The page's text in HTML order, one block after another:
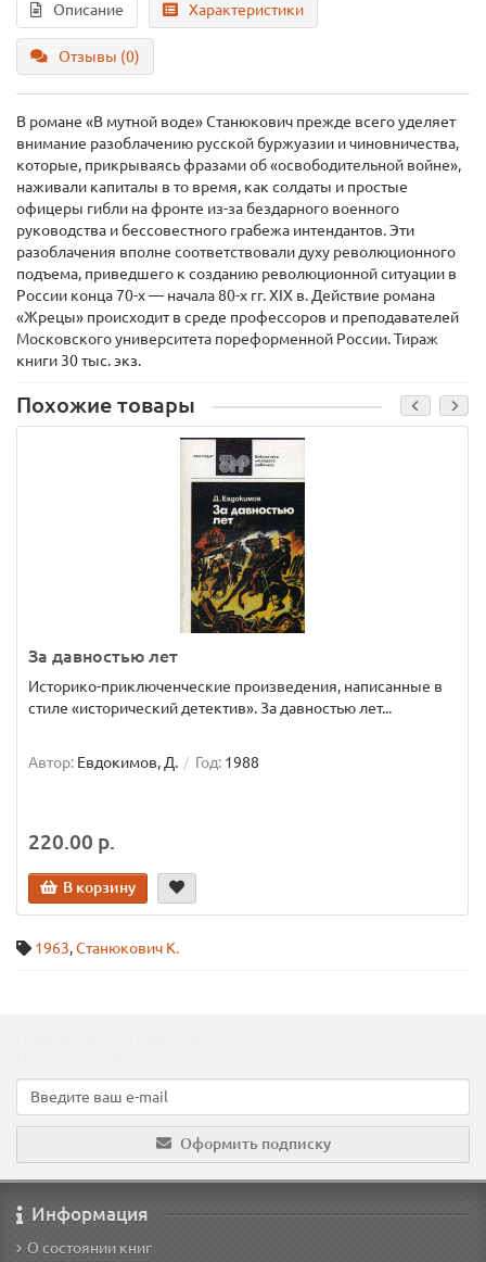
Описание Характеристики
Отзывы (0)
В романе «В мутной воде» Станюкович прежде всего уделяет
внимание разоблачению русской буржуазии и чиновничества,
которые, прикрываясь фразами об «освободительной войне»,
наживали капиталы в то время, как солдаты и простые
офицеры гибли на фронте из-за бездарного военного
руководства и бессовестного грабежа интендантов. Эти
разоблачения вполне соответствовали духу революционного
подъема, приведшего к созданию революционной ситуации в
России конца 70-х — начала 80-х гг. XIX в. Действие романа
«Жрецы» происходит в среде профессоров и преподавателей
Московского университета пореформенной России. Тираж
книги 30 тыс. экз.
Похожие товары
За давностью лет
Историко-приключенческие произведения, написанные в
стиле «исторический детектив». За давностью лет...
Автор: Евдокимов, Д. Год: 1988
220.00 р.
В корзину
1963,Станюкович К.
Оформить подписку
Информация
О состоянии книг